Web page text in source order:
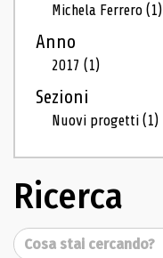
Michela Ferrero(1)
Anno
2017(1)
Sezioni
Nuovi progetti(1)
Ricerca
Cerca